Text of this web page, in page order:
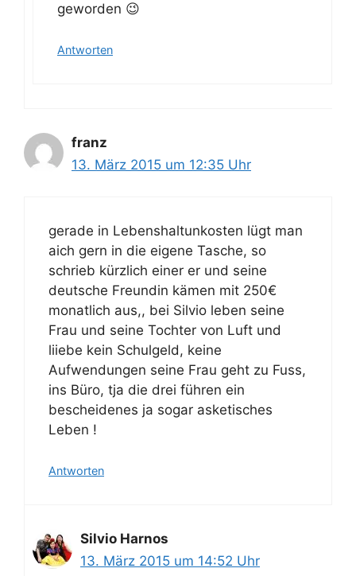
geworden 😉
Antworten
franz
13. März 2015 um 12:35 Uhr
gerade in Lebenshaltunkosten lügt man
aich gern in die eigene Tasche, so
schrieb kürzlich einer er und seine
deutsche Freundin kämen mit 250€
monatlich aus,, bei Silvio leben seine
Frau und seine Tochter von Luft und
liiebe kein Schulgeld, keine
Aufwendungen seine Frau geht zu Fuss,
ins Büro, tja die drei führen ein
bescheidenes ja sogar asketisches
Leben !
Antworten
Silvio Harnos
13. März 2015 um 14:52 Uhr